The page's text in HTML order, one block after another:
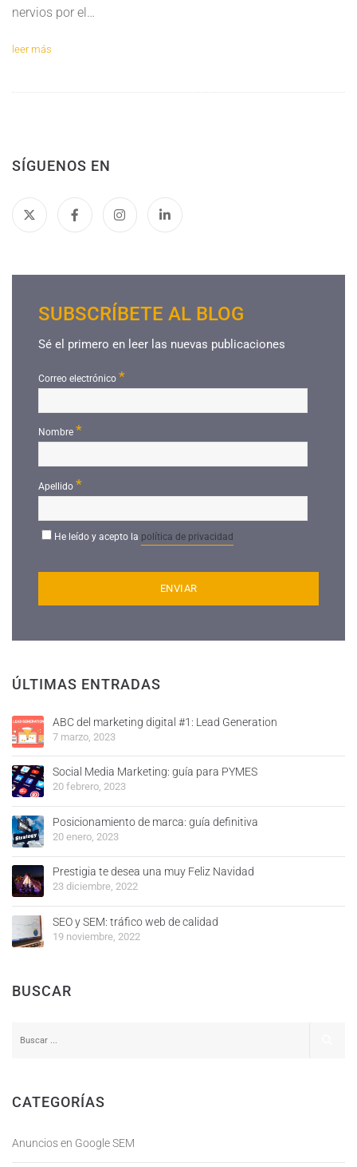
nervios por el…
leer más
SÍGUENOS EN
SUBSCRÍBETE AL BLOG
Sé el primero en leer las nuevas publicaciones
Correo electrónico*
Nombre *
Apellido*
He leído y acepto la política de privacidad
ÚLTIMAS ENTRADAS
ABC del marketing digital #1: Lead Generation
7 marzo, 2023
Social Media Marketing: guía para PYMES
20 febrero, 2023
Posicionamiento de marca: guía definitiva
20 enero, 2023
Prestigia te desea una muy Feliz Navidad
23 diciembre, 2022
SEO y SEM: tráfico web de calidad
19 noviembre, 2022
BUSCAR
CATEGORÍAS
Anuncios en Google SEM